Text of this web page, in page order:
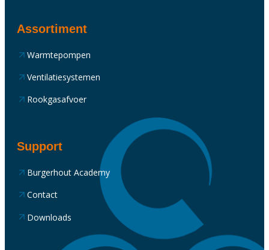
Assortiment
Warmtepompen
Ventilatiesystemen
Rookgasafvoer
Support
Burgerhout Academy
Contact
Downloads